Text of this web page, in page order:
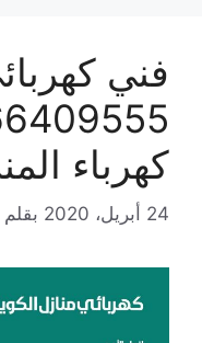
فني
كهرباء
24 أبريل، 2020 بقلم